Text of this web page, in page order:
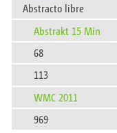
Abstracto libre
Abstrakt 15 Min
68
113
WMC 2011
969